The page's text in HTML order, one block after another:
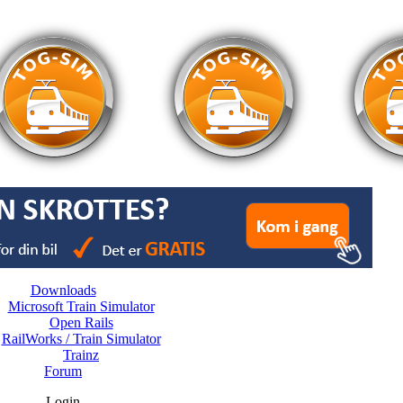
Downloads
Microsoft Train Simulator
Open Rails
RailWorks / Train Simulator
Trainz
Forum